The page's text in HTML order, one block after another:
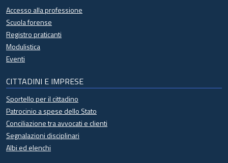
Accesso alla professione
Scuola forense
Registro praticanti
Modulistica
Eventi
CITTADINI E IMPRESE
Sportello per il cittadino
Patrocinio a spese dello Stato
Conciliazione tra avvocati e clienti
Segnalazioni disciplinari
Albi ed elenchi